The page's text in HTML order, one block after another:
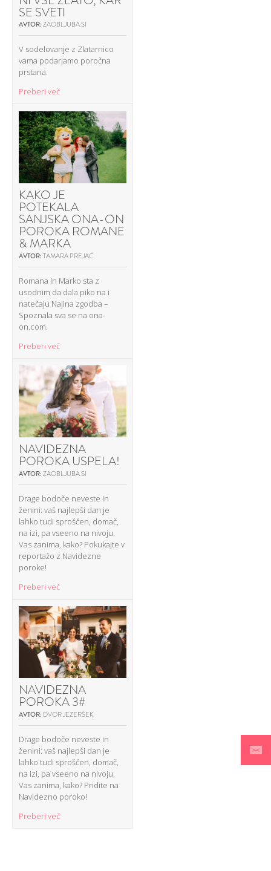
SE SVETI
AVTOR:ZAOBLJUBA.SI
V sodelovanje z Zlatarnico
vama podarjamo poročna
prstana.
Preberi več
KAKO JE
POTEKALA
SANJSKA ONA-ON
POROKA ROMANE
& MARKA
AVTOR:TAMARA PREJAC
Romana in Marko sta z
usodnim da dala piko na i
natečaju Najina zgodba –
Spoznala sva se na ona-
on.com.
Preberi več
NAVIDEZNA
POROKA USPELA!
AVTOR:ZAOBLJUBA.SI
Drage bodoče neveste in
ženini: vaš najlepši dan je
lahko tudi sproščen, domač,
na izi, pa vseeno na nivoju.
Vas zanima, kako? Pokukajte v
reportažo z Navidezne
poroke!
Preberi več
NAVIDEZNA
POROKA 3#
AVTOR: DVOR JEZERŠEK
Drage bodoče neveste in
ženini: vaš najlepši dan je
lahko tudi sproščen, domač,
na izi, pa vseeno na nivoju.
Vas zanima, kako? Pridite na
Navidezno poroko!
Preberi več